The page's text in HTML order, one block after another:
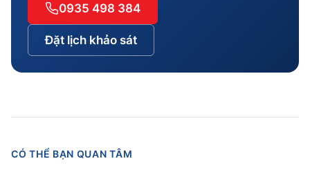
0935 498 384
Đặt lịch khảo sát
CÓ THỂ BẠN QUAN TÂM